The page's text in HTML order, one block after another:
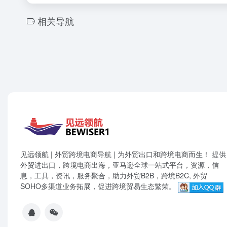
相关导航
见远领航 | 外贸跨境电商导航 | 为外贸出口和跨境电商而生！ 提供
外贸进出口，跨境电商出海，亚马逊全球一站式平台，资源，信
息，工具，资讯，服务聚合，助力外贸B2B，跨境B2C, 外贸
SOHO多渠道业务拓展，促进跨境贸易生态繁荣。